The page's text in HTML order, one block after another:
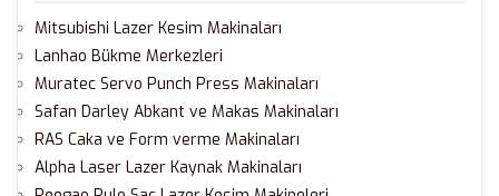
Mitsubishi Lazer Kesim Makinaları
Lanhao Bükme Merkezleri
Muratec Servo Punch Press Makinaları
Safan Darley Abkant ve Makas Makinaları
RAS Caka ve Form verme Makinaları
Alpha Laser Lazer Kaynak Makinaları